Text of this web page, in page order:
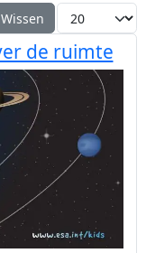
Wissen Toon #
de ruimte